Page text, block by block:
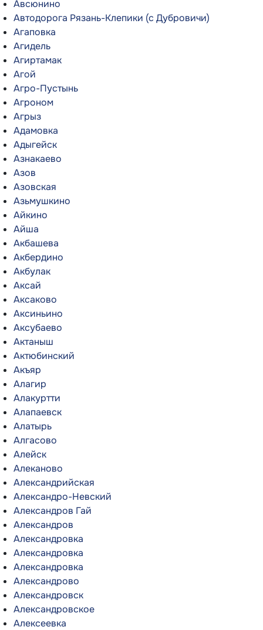
Авсюнино
Автодорога Рязань-Клепики (с Дубровичи)
Агаповка
Агидель
Агиртамак
Агой
Агро-Пустынь
Агроном
Агрыз
Адамовка
Адыгейск
Азнакаево
Азов
Азовская
Азьмушкино
Айкино
Айша
Акбашева
Акбердино
Акбулак
Аксай
Аксаково
Аксиньино
Аксубаево
Актаныш
Актюбинский
Акъяр
Алагир
Алакуртти
Алапаевск
Алатырь
Алгасово
Алейск
Алеканово
Александрийская
Александро-Невский
Александров Гай
Александров
Александровка
Александровка
Александровка
Александрово
Александровск
Александровское
Алексеевка